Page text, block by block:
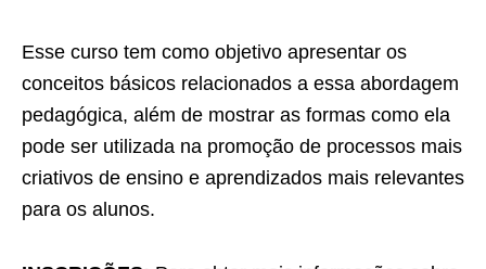
Esse curso tem como objetivo apresentar os
conceitos básicos relacionados a essa abordagem
pedagógica, além de mostrar as formas como ela
pode ser utilizada na promoção de processos mais
criativos de ensino e aprendizados mais relevantes
para os alunos.